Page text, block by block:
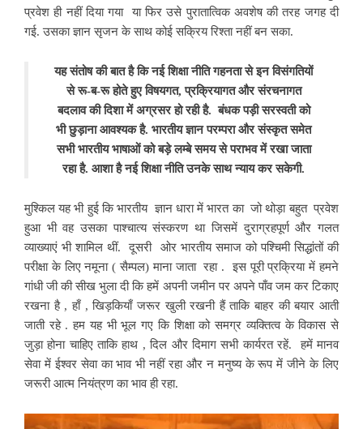
प्रवेश ही नहीं दिया गया या फिर उसे पुरातात्विक अवशेष की तरह जगह दी
गई. उसका ज्ञान सृजन के साथ कोई सक्रिय रिश्ता नहीं बन सका.
यह संतोष की बात है किनई शिक्षा नीति गहनता से इन विसंगतियों
से रू-ब-रू होते हुए विषयगत, प्रक्रियागत और संरचनागत
बदलाव की दिशा में अग्रसर हो रही है. बंधक पड़ी सरस्वती को
भी छुड़ाना आवश्यक है. भारतीय ज्ञान परम्परा और संस्कृत समेत
सभी भारतीय भाषाओं को बड़े लम्बे समय से पराभव में रखा जाता
रहा है. आशा है नई शिक्षा नीति उनके साथ न्याय कर सकेगी.
मुश्किल यह भी हुई कि भारतीय ज्ञान धारा में भारत का जो थोड़ा बहुत प्रवेश
हुआ भी वह उसका पाश्चात्य संस्करण था जिसमें दुराग्रहपूर्ण और गलत
व्याख्याएं भी शामिल थीं.
दूसरी ओर भारतीय समाज को पश्चिमी सिद्धांतों की
परीक्षा के लिए नमूना ( सैम्पल) माना जाता रहा .
इस पूरी प्रक्रिया में हमने
गांधी जी की सीख भुला दी कि हमें अपनी जमीन पर अपने पाँव जम कर टिकाए
रखना है , हाँ , खिड़कियाँ जरूर खुली रखनी हैं ताकि बाहर की बयार आती
जाती रहे . हम यह भी भूल गए कि शिक्षा को समग्र व्यक्तित्व के विकास से
जुड़ा होना चाहिए ताकि हाथ , दिल और दिमाग सभी कार्यरत रहें. हमें मानव
सेवा में ईश्वर सेवा का भाव भी नहीं रहा और न मनुष्य के रूप में जीने के लिए
जरूरी आत्म नियंत्रण का भाव ही रहा.